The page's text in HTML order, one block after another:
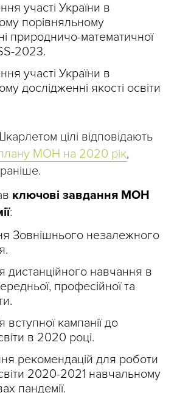
участі України в
порівняльному
природничо-математичної
2023.
участі України в
дослідженні якості освіти
цілі відповідають
МОН на 2020 рік,
ключові завдання МОН
:
Зовнішнього незалежного
дистанційного навчання в
професійної та
вступної кампанії до
в 2020 році.
рекомендацій для роботи
2020-2021 навчальному
пандемії.